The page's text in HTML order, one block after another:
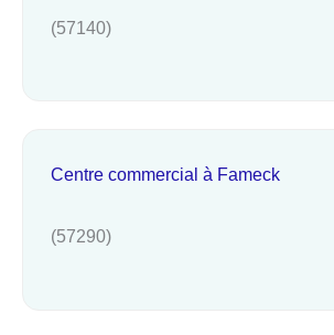
(57140)
Centre commercial à Fameck
(57290)